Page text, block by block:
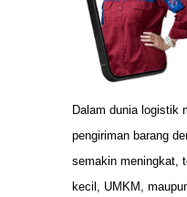
Dalam dunia logistik
pengiriman barang
semakin meningkat,
kecil, UMKM,